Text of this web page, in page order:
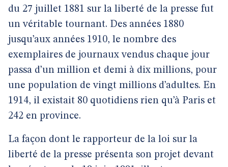
du 27 juillet 1881 sur la liberté de la presse fut
un véritable tournant. Des années 1880
jusqu’aux années 1910, le nombre des
exemplaires de journaux vendus chaque jour
passa d’un million et demi à dix millions, pour
une population de vingt millions d’adultes. En
1914, il existait 80 quotidiens rien qu’à Paris et
242 en province.
La façon dont le rapporteur de la loi sur la
liberté de la presse présenta son projet devant